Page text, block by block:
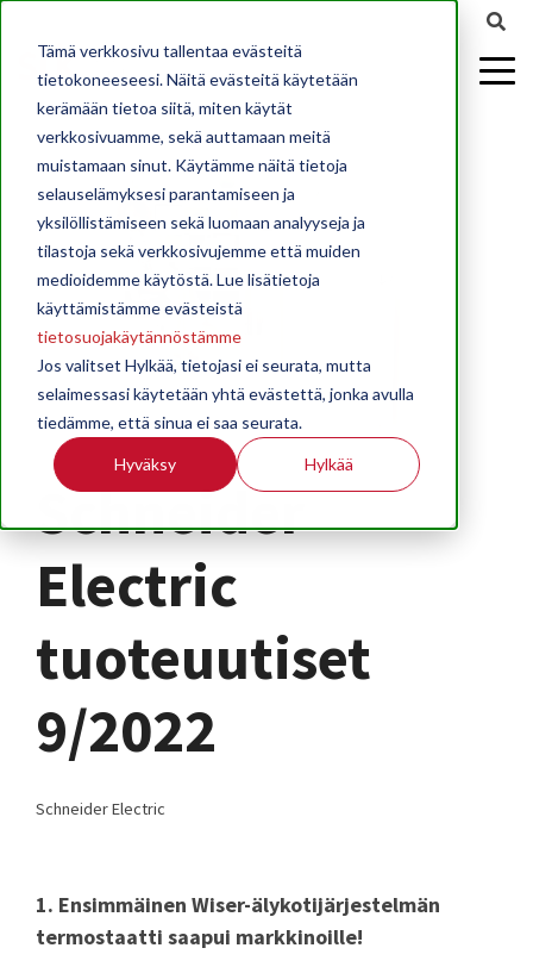
Tämä verkkosivu tallentaa evästeitä
tietokoneeseesi. Näitä evästeitä käytetään
kerämään tietoa siitä, miten käytät
verkkosivuamme, sekä auttamaan meitä
muistamaan sinut. Käytämme näitä tietoja
selauselämyksesi parantamiseen ja
yksilöllistämiseen sekä luomaan analyyseja ja
tilastoja sekä verkkosivujemme että muiden
medioidemme käytöstä. Lue lisätietoja
käyttämistämme evästeistä
tietosuojakäytännöstämme
Jos valitset Hylkää, tietojasi ei seurata, mutta
selaimessasi käytetään yhtä evästettä, jonka avulla
tiedämme, että sinua ei saa seurata.
Hyväksy Hylkää
Schneider
Electric
tuoteuutiset
9/2022
Schneider Electric
1. Ensimmäinen Wiser-älykotijärjestelmän
termostaatti saapui markkinoille!